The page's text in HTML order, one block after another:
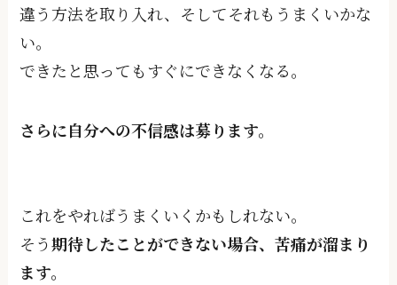
違う方法を取り入れ、そしてそれもうまくいかな
い。
できたと思ってもすぐにできなくなる。
さらに⾃分への不信感は募ります。
これをやればうまくいくかもしれない。
そう期待したことができない場合、苦痛が溜まり
ます。